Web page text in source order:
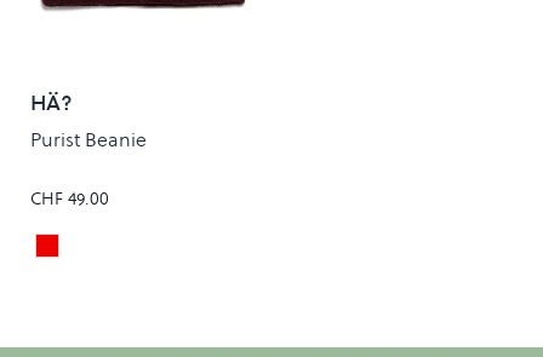
HÄ?
Purist Beanie
CHF 49.00
Colour
Bordeaux